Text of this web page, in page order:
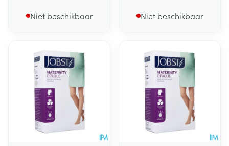
Niet beschikbaar Niet beschikbaar